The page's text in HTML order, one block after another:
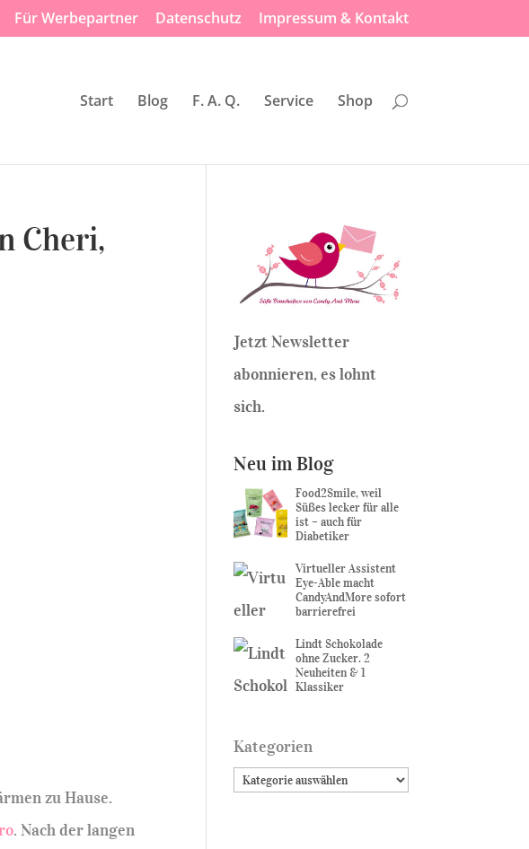
Für Werbepartner Datenschutz Impressum & Kontakt
Start Blog F. A. Q. Service Shop
Cheri­,
zu Hause.
. Nach der langen
Jetzt Newsletter
abonnieren, es lohnt
sich.
Neu im Blog
Food2Smile, weil
Süßes lecker für alle
ist – auch für
Diabetiker
Virtueller Assistent
Eye-Able macht
CandyAndMore sofort
barrierefrei
Lindt Schokolade
ohne Zucker. 2
Neuheiten & 1
Klassiker
Kategorien